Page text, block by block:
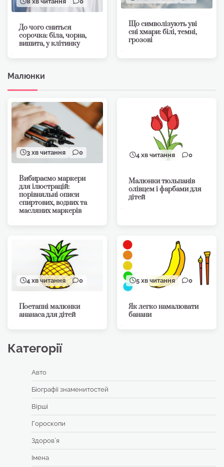
До чого сниться
сорочка: біла, чорна,
вишита, у клітинку
Що символізують уві
сні хмари: білі, темні,
грозові
Малюнки
3 хв читання 0
Вибираємо маркери
для ілюстрацій:
порівняльні описи
спиртових, водних та
масляних маркерів
4 хв читання 0
Малюнки тюльпанів
олівцем і фарбами для
дітей
4 хв читання 0
Поетапні малюнки
ананаса для дітей
5 хв читання 0
Як легко намалювати
банани
Категорії
Авто
Біографії знаменитостей
Вірші
Гороскопи
Здоровʼя
Імена